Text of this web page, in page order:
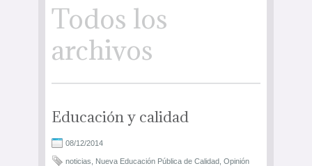
Todos los
archivos
Educación y calidad
08/12/2014
noticias Nueva Educación Pública de Calidad Opinión